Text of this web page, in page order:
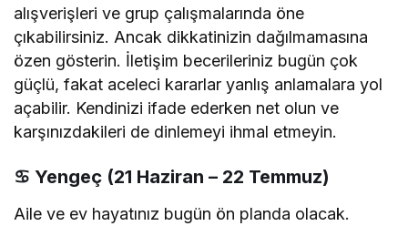
alışverişleri ve grup çalışmalarında öne
çıkabilirsiniz. Ancak dikkatinizin dağılmamasına
özen gösterin. İletişim becerileriniz bugün çok
güçlü, fakat aceleci kararlar yanlış anlamalara yol
açabilir. Kendinizi ifade ederken net olun ve
karşınızdakileri de dinlemeyi ihmal etmeyin.
♋ Yengeç (21 Haziran – 22 Temmuz)
Aile ve ev hayatınız bugün ön planda olacak.